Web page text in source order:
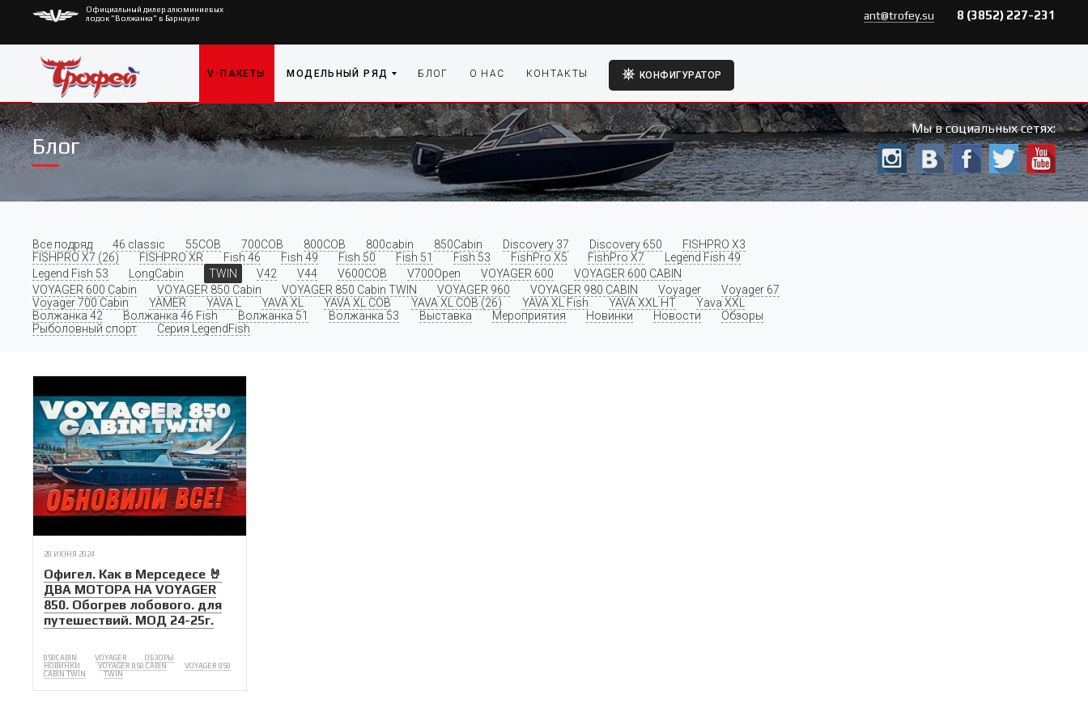
Официальный дилер алюминиевых
лодок "Волжанка" в Барнауле
ant@trofey.su 8 (3852) 227-231
V-ПАКЕТЫ МОДЕЛЬНЫЙ РЯД БЛОГ О НАС КОНТАКТЫ КОНФИГУРАТОР
Блог
Мы в социальных сетях:
Все подряд 46 classic 55COB 700COB 800COB 800cabin 850Cabin Discovery 37 Discovery 650
FISHPRO X3
FISHPRO X7 (26)
FISHPRO XR Fish 46 Fish 49 Fish 50 Fish 51 Fish 53 FishPro X5 FishPro X7
Legend Fish 49
Legend Fish 53
LongCabin TWIN V42 V44 V600COB V700Open VOYAGER 600
VOYAGER 600 CABIN
VOYAGER 600 Cabin
VOYAGER 850 Cabin VOYAGER 850 Cabin TWIN VOYAGER 960 VOYAGER 980 CABIN Voyager
Voyager 67
Voyager 700 Cabin
YAMER YAVA L YAVA XL YAVA XL COB YAVA XL COB (26) YAVA XL Fish YAVA XXL HT
Yava XXL
Волжанка 42
Волжанка 46 Fish Волжанка 51 Волжанка 53 Выставка Мероприятия Новинки Новости
Обзоры
Рыболовный спорт
Серия LegendFish
20 ИЮНЯ 2024
Офигел. Как в Мерседесе 🤘
ДВА МОТОРА НА VOYAGER
850. Обогрев лобового. для
путешествий. МОД 24-25г.
850CABIN VOYAGER
ОБЗОРЫ
НОВИНКИ
VOYAGER 850 CABIN
VOYAGER 850
CABIN TWIN
TWIN